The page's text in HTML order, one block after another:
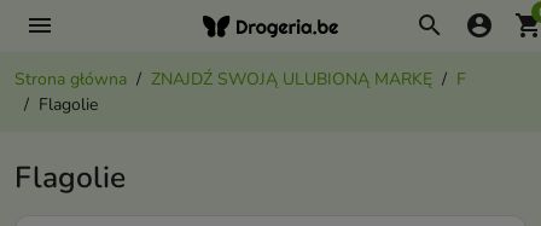
menu search account_circle
Strona główna ZNAJDŹ SWOJĄ ULUBIONĄ MARKĘ
F
Flagolie
Flagolie